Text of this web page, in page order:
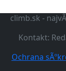
climb.sk -
Kontakt:
Ochrana